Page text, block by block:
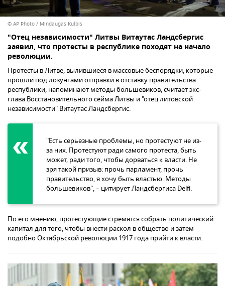
© AP Photo / Mindaugas Kulbis
"Отец независимости" Литвы Витаутас Ландсбергис
заявил, что протесты в республике походят на начало
революции.
Протесты в Литве, вылившиеся в массовые беспорядки, которые
прошли под лозунгами отправки в отставку правительства
республики, напоминают методы большевиков, считает экс-
глава Восстановительного сейма Литвы и "отец литовской
независимости" Витаутас Ландсбергис.
"Есть серьезные проблемы, но протестуют не из-
за них. Протестуют ради самого протеста, быть
может, ради того, чтобы дорваться к власти. Не
зря такой призыв: прочь парламент, прочь
правительство, я хочу быть властью. Методы
большевиков", – цитирует Ландсбергиса Delfi.
По его мнению, протестующие стремятся собрать политический
капитал для того, чтобы внести раскол в общество и затем
подобно Октябрьской революции 1917 года прийти к власти.